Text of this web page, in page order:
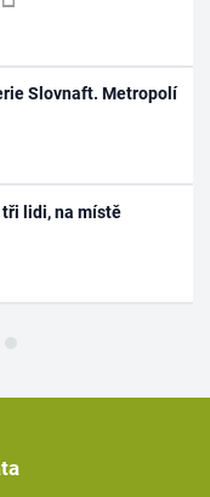
Slovnaft. Metropolí
tři lidi, na místě